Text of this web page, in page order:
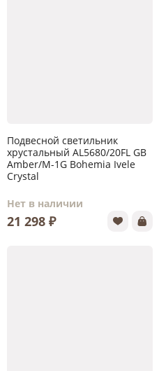
Подвесной светильник
хрустальный AL5680/20FL GB
Amber/M-1G Bohemia Ivele
Crystal
Нет в наличии
21 298 ₽